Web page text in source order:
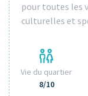
pour toutes les
culturelles et
Vie du quartier
8/10